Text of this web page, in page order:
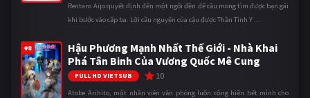
Rentaro Aijo quyết định đến một ngôi đền để cầu mong tìm được bạn gái
khi bước vào cấp ba. Lời cầu nguyện của cậu được Thần Tình Y ...
#8
Hậu Phương Mạnh Nhất Thế Giới - Nhà Khai
Phá Tân Binh Của Vương Quốc Mê Cung
FULL HD VIETSUB 10
Atobe Arihito, một nhân viên văn phòng luôn cống hiến hết mình cho